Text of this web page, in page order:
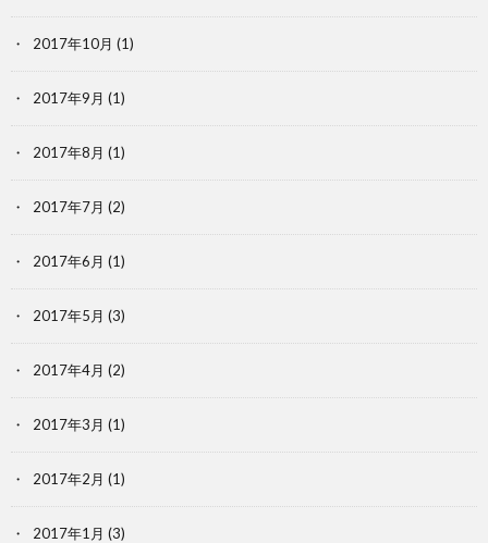
2017年10月 (1)
2017年9月 (1)
2017年8月 (1)
2017年7月 (2)
2017年6月 (1)
2017年5月 (3)
2017年4月 (2)
2017年3月 (1)
2017年2月 (1)
2017年1月 (3)